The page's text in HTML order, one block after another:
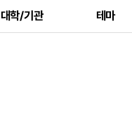
대학/기관 테마